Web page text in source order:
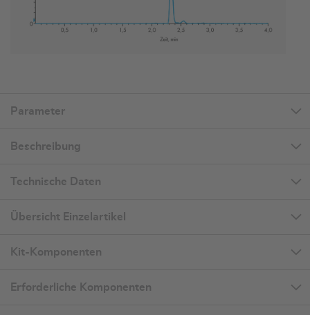
Parameter
Beschreibung
Technische Daten
Übersicht Einzelartikel
Kit-Komponenten
Erforderliche Komponenten